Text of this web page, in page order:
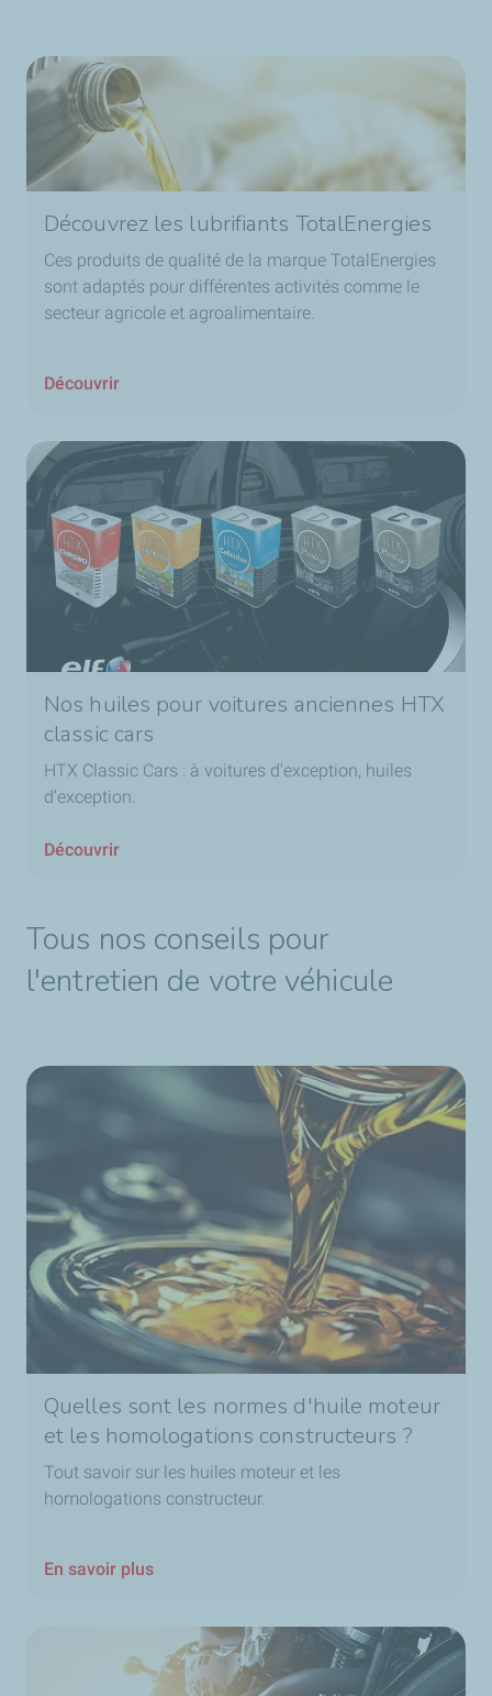
Découvrez les lubrifiants TotalEnergies
Ces produits de qualité de la marque TotalEnergies
sont adaptés pour différentes activités comme le
secteur agricole et agroalimentaire.
Découvrir
Nos huiles pour voitures anciennes HTX
classic cars
HTX Classic Cars : à voitures d’exception, huiles
d’exception.
Découvrir
Tous nos conseils pour
l'entretien de votre véhicule
Quelles sont les normes d'huile moteur
et les homologations constructeurs ?
Tout savoir sur les huiles moteur et les
homologations constructeur.
En savoir plus